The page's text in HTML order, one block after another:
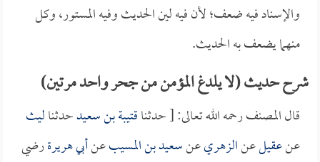
والإسناد فيه ضعف؛ لأن فيه لين الحديث وفيه المستور، وكل
منهما يضعف به الحديث.
شرح حديث (لا يلدغ المؤمن من جحر واحد مرتين)
قال المصنف رحمه الله تعالى: [ حدثناقتيبة بن سعيدحدثناليث
عنعقيلعنالزهريعنسعيد بن المسيبعنأبي هريرةرضي